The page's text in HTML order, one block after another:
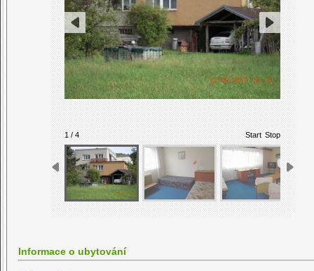
1 / 4 Start Stop
Informace o ubytování